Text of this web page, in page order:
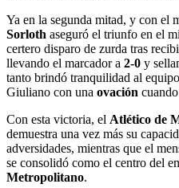
Ya en la segunda mitad, y con el
Sorloth aseguró el triunfo en el
certero disparo de zurda tras
llevando el marcador a 2-0 y
tanto brindó tranquilidad al
Giuliano con una ovación
Con esta victoria, el Atlético de
demuestra una vez más su
adversidades, mientras que el
se consolidó como el centro del
Metropolitano.